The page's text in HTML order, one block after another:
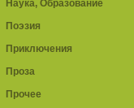
Наука, Образование
Поэзия
Приключения
Проза
Прочее